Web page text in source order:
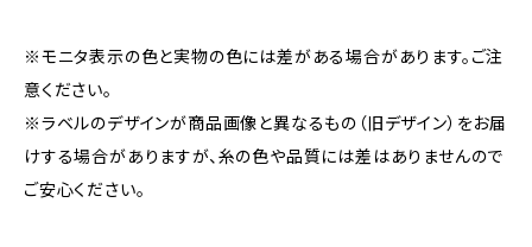
※モニタ表示の色と実物の色には差がある場合があります。ご注
意ください。
※ラベルのデザインが商品画像と異なるもの（旧デザイン）をお届
けする場合がありますが、糸の色や品質には差はありませんので
ご安心ください。